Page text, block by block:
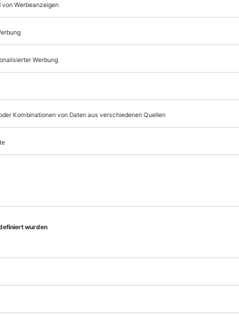
Opernwelt
Sie können alle Vorteile
sofort nutzen
Digital-Abo testen